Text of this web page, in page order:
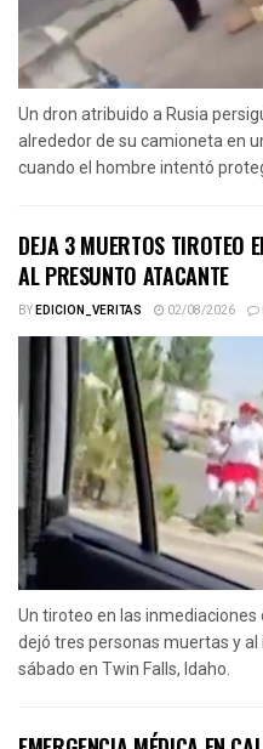
Un dron atribuido a Rusia
alrededor de su camioneta en
cuando el hombre intentó
DEJA 3 MUERTOS TIROTEO
AL PRESUNTO ATACANTE
BYEDICION_VERITAS 02/08/2026
Un tiroteo en las
dejó tres personas muertas y
sábado en Twin Falls, Idaho.